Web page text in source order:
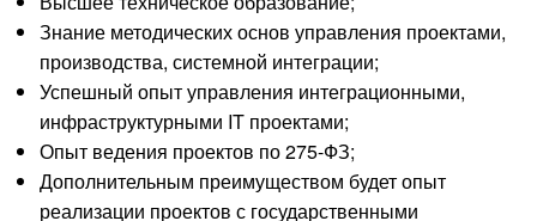
Знание методических основ управления проектами,
производства, системной интеграции;
Успешный опыт управления интеграционными,
инфраструктурными IT проектами;
Опыт ведения проектов по 275-ФЗ;
Дополнительным преимуществом будет опыт
реализации проектов с государственными